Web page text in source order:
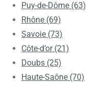
Puy-de-Dôme (63)
Rhône (69)
Savoie (73)
Côte-d’or (21)
Doubs (25)
Haute-Saône (70)